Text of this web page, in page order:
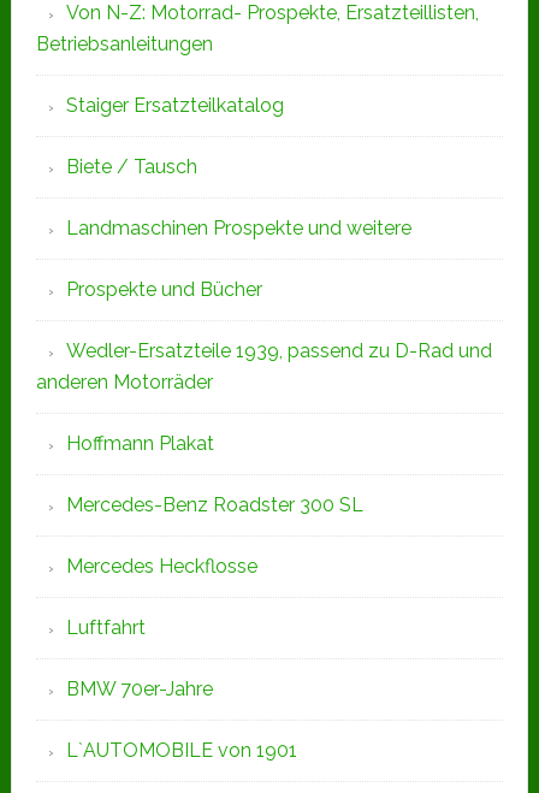
Von N-Z: Motorrad- Prospekte, Ersatzteillisten,
Betriebsanleitungen
Staiger Ersatzteilkatalog
Biete / Tausch
Landmaschinen Prospekte und weitere
Prospekte und Bücher
Wedler-Ersatzteile 1939, passend zu D-Rad und
anderen Motorräder
Hoffmann Plakat
Mercedes-Benz Roadster 300 SL
Mercedes Heckflosse
Luftfahrt
BMW 70er-Jahre
L`AUTOMOBILE von 1901